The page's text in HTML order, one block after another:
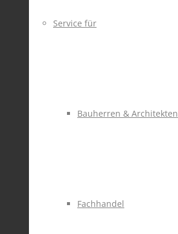
Service für
Bauherren & Architekten
Fachhandel